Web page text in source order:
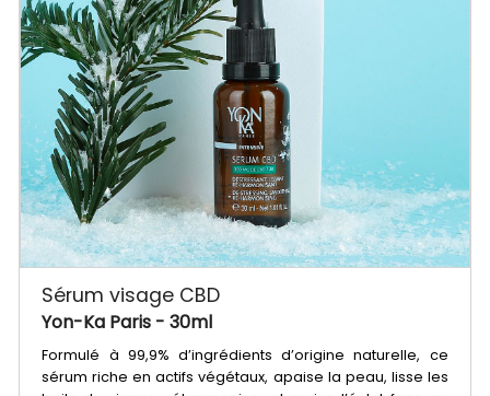
Sérum visage CBD
Yon-Ka Paris - 30ml
Formulé à 99,9% d’ingrédients d’origine naturelle, ce
sérum riche en actifs végétaux, apaise la peau, lisse les